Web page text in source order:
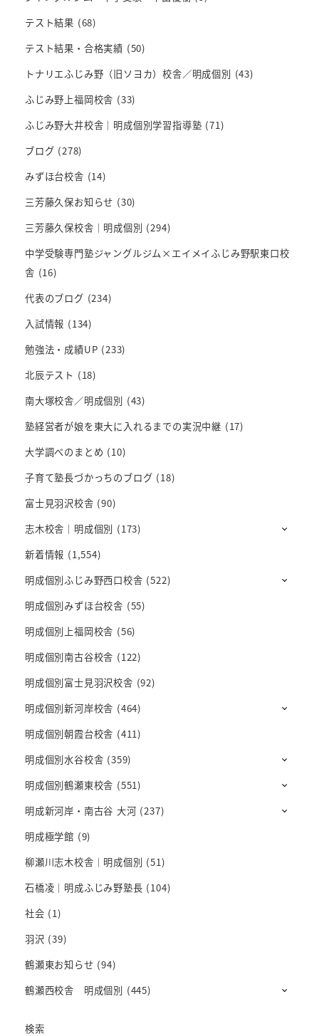
テスト結果 (68)
テスト結果・合格実績 (50)
トナリエふじみ野（旧ソヨカ）校舎／明成個別 (43)
ふじみ野上福岡校舎 (33)
ふじみ野大井校舎｜明成個別学習指導塾 (71)
ブログ (278)
みずほ台校舎 (14)
三芳藤久保お知らせ (30)
三芳藤久保校舎｜明成個別 (294)
中学受験専門塾ジャングルジム×エイメイふじみ野駅東口校
舎 (16)
代表のブログ (234)
入試情報 (134)
勉強法・成績UP (233)
北辰テスト (18)
南大塚校舎／明成個別 (43)
塾経営者が娘を東大に入れるまでの実況中継 (17)
大学調べのまとめ (10)
子育て塾長づかっちのブログ (18)
富士見羽沢校舎 (90)
志木校舎｜明成個別 (173)
新着情報 (1,554)
明成個別ふじみ野西口校舎 (522)
明成個別みずほ台校舎 (55)
明成個別上福岡校舎 (56)
明成個別南古谷校舎 (122)
明成個別富士見羽沢校舎 (92)
明成個別新河岸校舎 (464)
明成個別朝霞台校舎 (411)
明成個別水谷校舎 (359)
明成個別鶴瀬東校舎 (551)
明成新河岸・南古谷 大河 (237)
明成極学館 (9)
柳瀬川志木校舎｜明成個別 (51)
石橋凌｜明成ふじみ野塾長 (104)
社会 (1)
羽沢 (39)
鶴瀬東お知らせ (94)
鶴瀬西校舎 明成個別 (445)
検索